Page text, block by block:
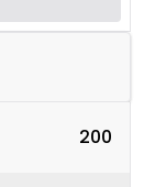
200